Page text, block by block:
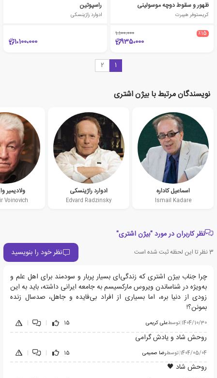
ظهور و سقوط دوچه موسولینی
کریستوفر هیبرت
٪15 1،100،000
935،000
راسپوتین
ادوارد راژینسکی
1،100،000
1
2
نویسندگان مرتبط با بیژن اشتری
اسماعیل کاداره
Ismail Kadare
ادوارد راژینسکی
Edvard Radzinsky
ولادیمیر
Voinovich
نظر کاربران در مورد "بیژن اشتری"
3نظر تا این لحظه ثبت شده است نظر خود را بنویسید
چرا جناب بیژن اشتری که زندگی‌ای بسیار پربار و سودمند برای اهل علم و
به‌ویژه در شناساندن ویروس مارکسیسم به جامعه ایرانی داشته، باید به این
زودی از دنیا بره، اما بسیاری از افراد بی‌فایده و جاهل، صدسال زنده
بمونن؟!
1404/10/30 توسطعلی کریمی 15
روحش شاد و یادش گرامی
1404/05/04
|توسطرضا صمیمی 15
|
|
روحش شاد 🖤